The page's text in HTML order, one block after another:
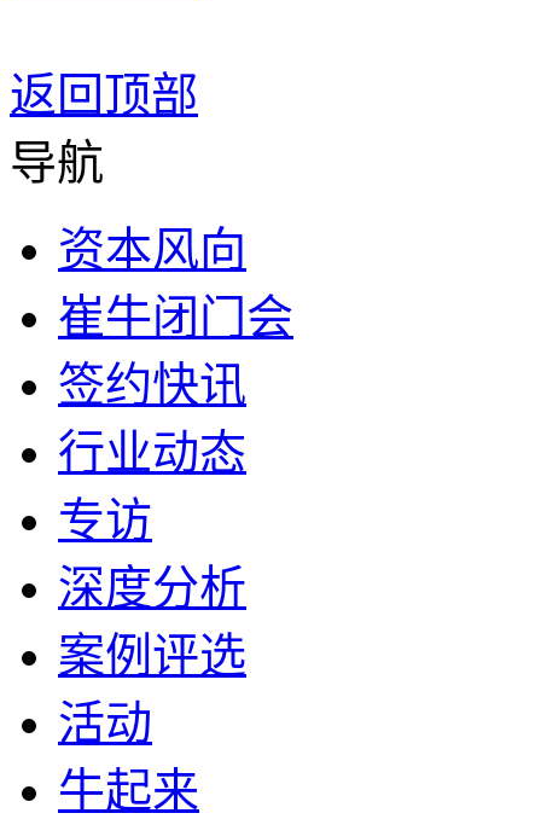
返回顶部
导航
资本风向
崔牛闭门会
签约快讯
行业动态
专访
深度分析
案例评选
活动
牛起来